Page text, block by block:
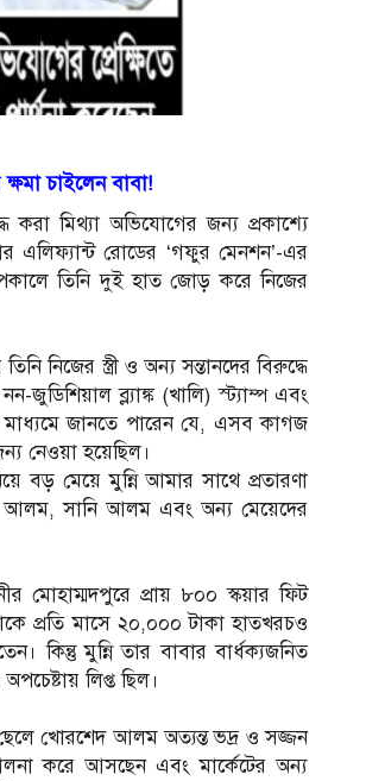
চাইলেন বাবা!
করা মিথ্যা অভিযোগের জন্য প্রকাশ্যে
এলিফ্যান্ট রোডের ‘গফুর মেনশন’-এর
তিনি দুই হাত জোড় করে নিজের
নিজের স্ত্রী ও অন্য সন্তানদের বিরুদ্ধে
ব্ল্যাঙ্ক (খালি) স্ট্যাম্প এবং
মাধ্যমে জানতে পারেন যে, এসব কাগজ
নেওয়া হয়েছিল।
বড় মেয়ে মুন্নি আমার সাথে প্রতারণা
আলম, সানি আলম এবং অন্য মেয়েদের
মোহাম্মদপুরে প্রায় ৮০০ স্কয়ার ফিট
প্রতি মাসে ২০,০০০ টাকা হাতখরচও
কিন্তু মুন্নি তার বাবার বার্ধক্যজনিত
লিপ্ত ছিল।
ছেলে খোরশেদ আলম অত্যন্ত ভদ্র ও সজ্জন
করে আসছেন এবং মার্কেটের অন্য